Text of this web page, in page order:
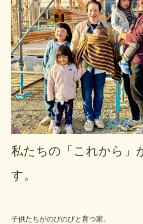
私たちの「これから」
す。
子供たちがのびのびと育つ家。